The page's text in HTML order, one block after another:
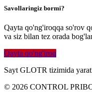
Savollaringiz bormi?
Qayta qo'ng'iroqqa so'rov
va siz bilan tez orada
Qayta qo'ng'iroq
Sayt GLOTR tizimida
© 2026 CONTROL